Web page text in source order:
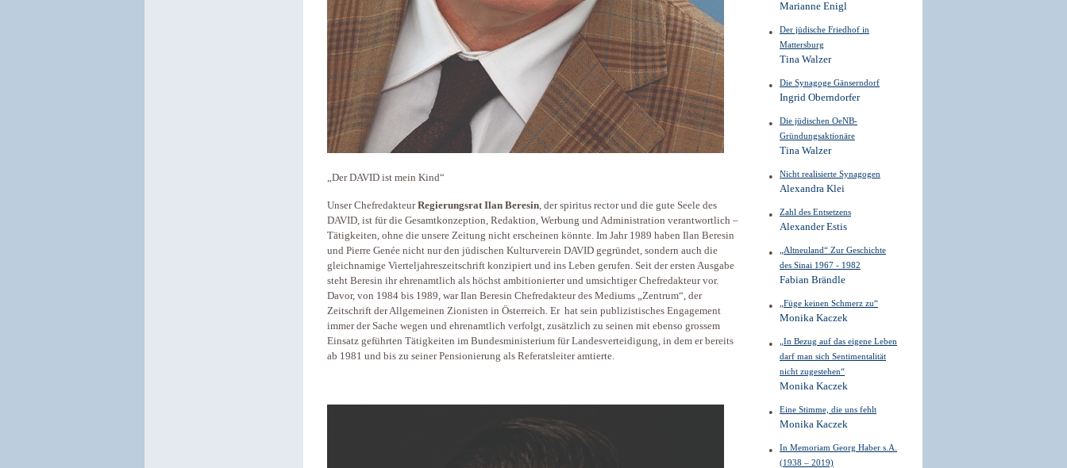
„Der DAVID ist mein Kind“
Unser ChefredakteurRegierungsrat Ilan Beresin, der spiritus rector und die gute Seele des
DAVID, ist für die Gesamtkonzeption, Redaktion, Werbung und Administration verantwortlich –
Tätigkeiten, ohne die unsere Zeitung nicht erscheinen könnte. Im Jahr 1989 haben Ilan Beresin
und Pierre Genée nicht nur den jüdischen Kulturverein DAVID gegründet, sondern auch die
gleichnamige Vierteljahreszeitschrift konzipiert und ins Leben gerufen. Seit der ersten Ausgabe
steht Beresin ihr ehrenamtlich als höchst ambitionierter und umsichtiger Chefredakteur vor.
Davor, von 1984 bis 1989, war Ilan Beresin Chefredakteur des Mediums „Zentrum“, der
Zeitschrift der Allgemeinen Zionisten in Österreich. Er hat sein publizistisches Engagement
immer der Sache wegen und ehrenamtlich verfolgt, zusätzlich zu seinen mit ebenso grossem
Einsatz geführten Tätigkeiten im Bundesministerium für Landesverteidigung, in dem er bereits
ab 1981 und bis zu seiner Pensionierung als Referatsleiter amtierte.
Marianne Enigl
Der jüdische Friedhof in
Mattersburg
Tina Walzer
Die Synagoge Gänserndorf
Ingrid Oberndorfer
Die jüdischen OeNB­
Gründungsaktionäre
Tina Walzer
Nicht realisierte Synagogen
Alexandra Klei
Zahl des Entsetzens
Alexander Estis
„Altneuland“ Zur Geschichte
des Sinai 1967 - 1982
Fabian Brändle
„Füge keinen Schmerz zu“
Monika Kaczek
„In Bezug auf das eigene Leben
darf man sich Sentimentalität
nicht zugestehen“
Monika Kaczek
Eine Stimme, die uns fehlt
Monika Kaczek
In Memoriam Georg Haber s.A.
(1938 – 2019)